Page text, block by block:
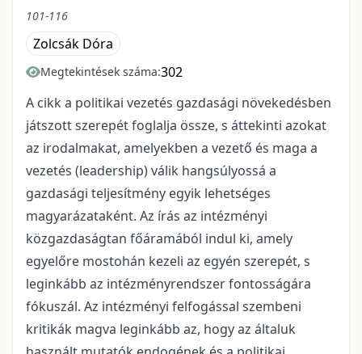
101-116
Zolcsák Dóra
Megtekintések száma:302
A cikk a politikai vezetés gazdasági növekedésben
játszott szerepét foglalja össze, s áttekinti azokat
az irodalmakat, amelyekben a vezető és maga a
vezetés (leadership) válik hangsúlyossá a
gazdasági teljesítmény egyik lehetséges
magyarázataként. Az írás az intézményi
közgazdaságtan főáramából indul ki, amely
egyelőre mostohán kezeli az egyén szerepét, s
leginkább az intézményrendszer fontosságára
fókuszál. Az intézményi felfogással szembeni
kritikák magva leginkább az, hogy az általuk